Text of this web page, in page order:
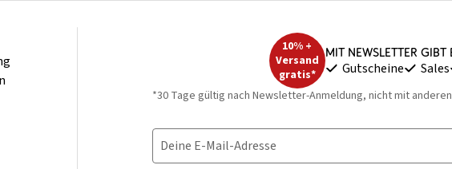
10% +
Versand
gratis*
Mit Newsletter gibt
Gutscheine Sales
*30 Tage gültig nach Newsletter-Anmeldung, nicht mit
Deine E-Mail-Adresse